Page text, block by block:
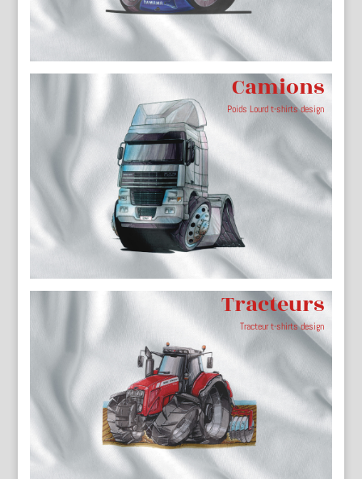
Camions
Poids Lourd t-shirts design
Tracteurs
Tracteur t-shirts design